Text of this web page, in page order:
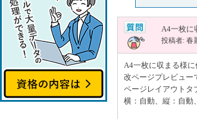
A4一枚に
投稿者: 春
A4一枚に収まる様に
改ページプレビュー
ページレイアウトタ
横：自動、縦：自動